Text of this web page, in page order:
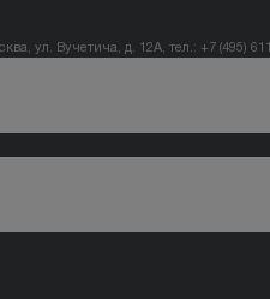
ул. Вучетича, д. 12А, тел.: +7 (495)